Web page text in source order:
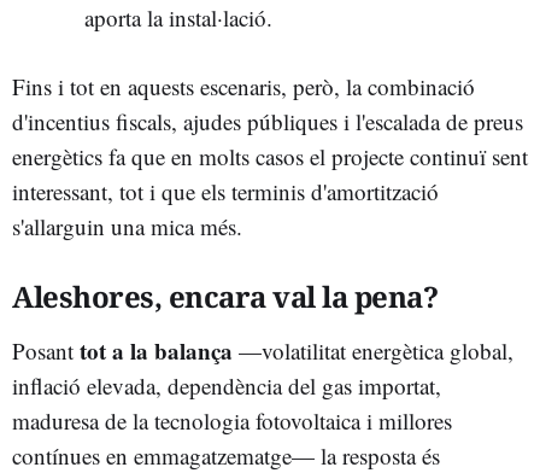
aporta la instal·lació.
Fins i tot en aquests escenaris, però, la combinació
d'incentius fiscals, ajudes públiques i l'escalada de preus
energètics fa que en molts casos el projecte continuï sent
interessant, tot i que els terminis d'amortització
s'allarguin una mica més.
Aleshores, encara val la pena?
Posant tot a la balança —volatilitat energètica global,
inflació elevada, dependència del gas importat,
maduresa de la tecnologia fotovoltaica i millores
contínues en emmagatzematge— la resposta és